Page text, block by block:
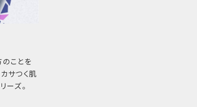
」や、バイオ資材の利用、簡易包装によるゴミの削減など
たさまざまな商品開発や取り組みを行っています。
のことを
サつく肌
ーズ。